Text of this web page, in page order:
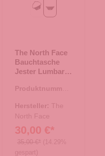
Asphalt Grey-Black-
TNF Black-NPF
The North Face
Bauchtasche
Jester Lumbar
Produktnummer:
Hersteller: The
North Face
30,00 €*
35,00 €* (14.29%
gespart)